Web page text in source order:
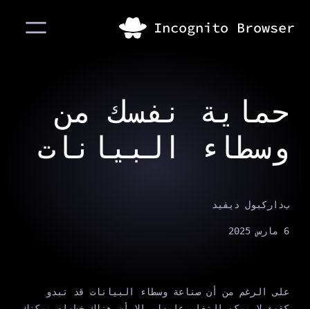
حماية نفسك من
وسطاء البيانات
بداركبول ديفيد
على الرغم من أن صناعة وسطاء البيانات قد تبدو